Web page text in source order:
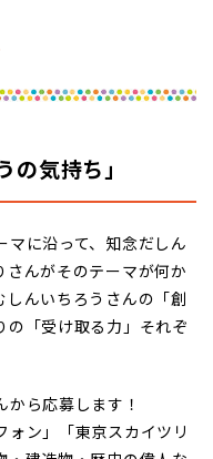
気持ち」
マに沿って、知念だしん
さんがそのテーマが何か
しんいちろうさんの「創
の「受け取る力」それぞ
ら応募します！
ォン」「東京スカイツリ